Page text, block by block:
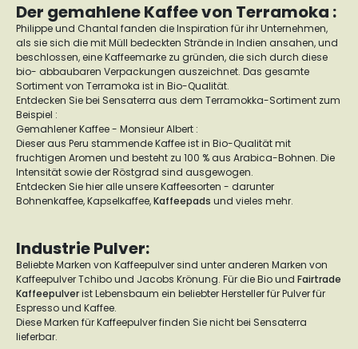
Der gemahlene Kaffee von Terramoka :
Philippe und Chantal fanden die Inspiration für ihr Unternehmen,
als sie sich die mit Müll bedeckten Strände in Indien ansahen, und
beschlossen, eine Kaffeemarke zu gründen, die sich durch diese
bio- abbaubaren Verpackungen auszeichnet. Das gesamte
Sortiment von Terramoka ist in Bio-Qualität.
Entdecken Sie bei Sensaterra aus dem Terramokka-Sortiment zum
Beispiel :
Gemahlener Kaffee - Monsieur Albert :
Dieser aus Peru stammende Kaffee ist in Bio-Qualität mit
fruchtigen Aromen und besteht zu 100 % aus Arabica-Bohnen. Die
Intensität sowie der Röstgrad sind ausgewogen.
Entdecken Sie hier alle unsere Kaffeesorten - darunter
Bohnenkaffee, Kapselkaffee,Kaffeepads und vieles mehr.
Industrie Pulver:
Beliebte Marken von Kaffeepulver sind unter anderen Marken von
Kaffeepulver Tchibo und Jacobs Krönung. Für die Bio und Fairtrade
Kaffeepulverist Lebensbaum ein beliebter Hersteller für Pulver für
Espresso und Kaffee.
Diese Marken für Kaffeepulver finden Sie nicht bei Sensaterra
lieferbar.